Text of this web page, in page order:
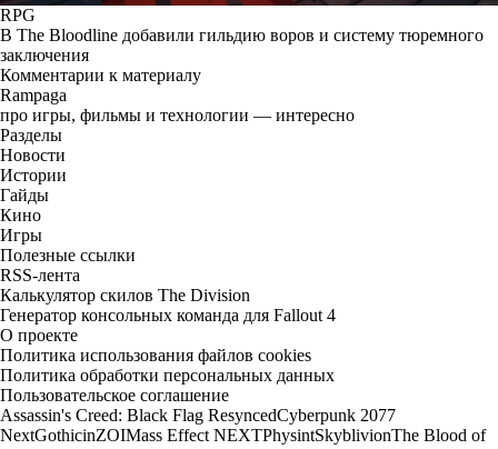
RPG
В The Bloodline добавили гильдию воров и систему тюремного
заключения
Комментарии к материалу
Rampaga
про игры, фильмы и технологии — интересно
Разделы
Новости
Истории
Гайды
Кино
Игры
Полезные ссылки
RSS-лента
Калькулятор скилов The Division
Генератор консольных команда для Fallout 4
О проекте
Политика использования файлов cookies
Политика обработки персональных данных
Пользовательское соглашение
Assassin's Creed: Black Flag ResyncedCyberpunk 2077
NextGothicinZOIMass Effect NEXTPhysintSkyblivionThe Blood of